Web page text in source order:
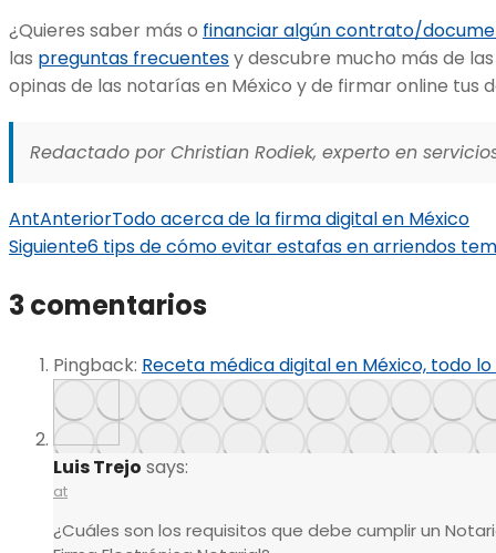
¿Quieres saber más o financiar algún contrato/
las preguntas frecuentesy descubre mucho más de
opinas de las notarías en México y de firmar online tus
Redactado por Christian Rodiek, experto en
AntAnteriorTodo acerca de la firma digital en México
Siguiente6 tips de cómo evitar estafas en arriendos
3 comentarios
Pingback: Receta médica digital en México, todo
Luis Trejo says:
at
¿Cuáles son los requisitos que debe cumplir un